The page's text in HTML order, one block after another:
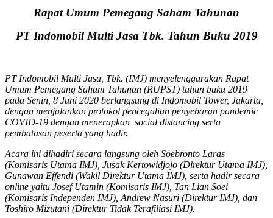
Rapat Umum Pemegang Saham Tahunan
PT Indomobil Multi Jasa Tbk. Tahun Buku 2019
PT Indomobil Multi Jasa, Tbk. (IMJ) menyelenggarakan Rapat
Umum Pemegang Saham Tahunan (RUPST) tahun buku 2019
pada Senin, 8 Juni 2020 berlangsung di Indomobil Tower, Jakarta,
dengan menjalankan protokol pencegahan penyebaran pandemic
COVID-19 dengan menerapkan social distancing serta
pembatasan peserta yang hadir.
Acara ini dihadiri secara langsung oleh Soebronto Laras
(Komisaris Utama IMJ), Jusak Kertowidjojo (Direktur Utama IMJ),
Gunawan Effendi (Wakil Direktur Utama IMJ), serta hadir secara
online yaitu Josef Utamin (Komisaris IMJ), Tan Lian Soei
(Komisaris Independen IMJ), Andrew Nasuri (Direktur IMJ), dan
Toshiro Mizutani (Direktur Tidak Terafiliasi IMJ).